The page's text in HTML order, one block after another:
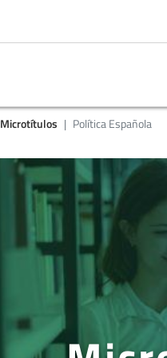
Microtítulos Política Española